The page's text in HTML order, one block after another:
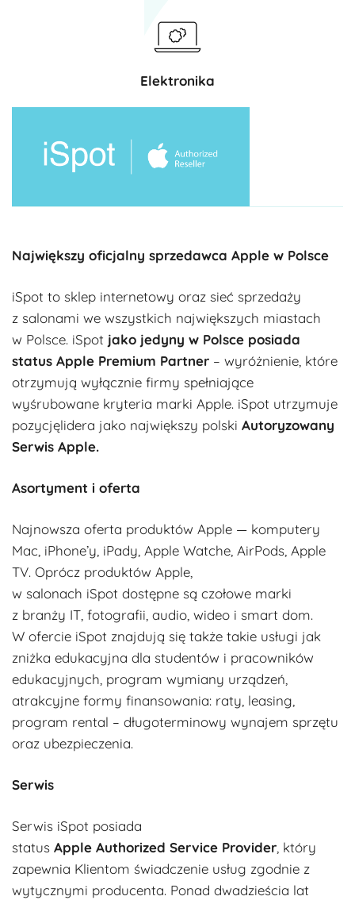
Elektronika
Największy oficjalny sprzedawca Apple w Polsce
iSpot to sklep internetowy oraz sieć sprzedaży
z salonami we wszystkich największych miastach
w Polsce. iSpot jako jedyny w Polsce posiada
status Apple Premium Partner – wyróżnienie, które
otrzymują wyłącznie firmy spełniające
wyśrubowane kryteria marki Apple. iSpot utrzymuje
pozycjęlidera jako największy polski Autoryzowany
Serwis Apple.
Asortyment i oferta
Najnowsza oferta produktów Apple — komputery
Mac, iPhone’y, iPady, Apple Watche, AirPods, Apple
TV. Oprócz produktów Apple,
w salonach iSpot dostępne są czołowe marki
z branży IT, fotografii, audio, wideo i smart dom.
W ofercie iSpot znajdują się także takie usługi jak
zniżka edukacyjna dla studentów i pracowników
edukacyjnych, program wymiany urządzeń,
atrakcyjne formy finansowania: raty, leasing,
program rental – długoterminowy wynajem sprzętu
oraz ubezpieczenia.
Serwis
Serwis iSpot posiada
status Apple Authorized Service Provider, który
zapewnia Klientom świadczenie usług zgodnie z
wytycznymi producenta. Ponad dwadzieścia lat